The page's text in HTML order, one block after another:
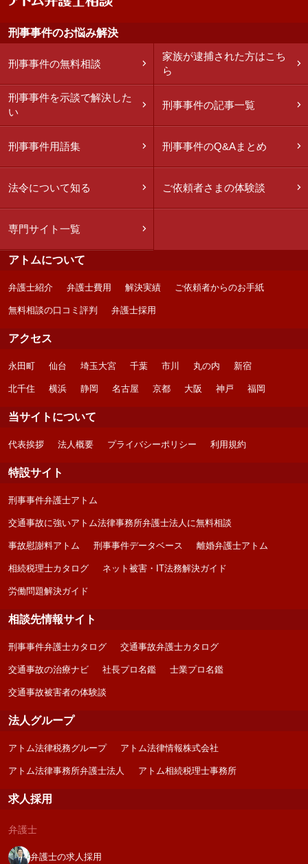
刑事事件のお悩み解決
刑事事件の無料相談
家族が逮捕された方はこち
ら
刑事事件を示談で解決した
い
刑事事件の記事一覧
刑事事件用語集 刑事事件のQ&Aまとめ
法令について知る ご依頼者さまの体験談
専門サイト一覧
アトムについて
弁護士紹介 弁護士費用 解決実績 ご依頼者からのお手紙
無料相談の口コミ評判 弁護士採用
アクセス
永田町 仙台 埼玉大宮 千葉 市川 丸の内 新宿
北千住 横浜 静岡 名古屋 京都 大阪 神戸 福岡
当サイトについて
代表挨拶 法人概要 プライバシーポリシー 利用規約
特設サイト
刑事事件弁護士アトム
交通事故に強いアトム法律事務所弁護士法人に無料相談
事故慰謝料アトム 刑事事件データベース 離婚弁護士アトム
相続税理士カタログ ネット被害・IT法務解決ガイド
労働問題解決ガイド
相談先情報サイト
刑事事件弁護士カタログ 交通事故弁護士カタログ
交通事故の治療ナビ 社長プロ名鑑 士業プロ名鑑
交通事故被害者の体験談
法人グループ
アトム法律税務グループ アトム法律情報株式会社
アトム法律事務所弁護士法人 アトム相続税理士事務所
求人採用
弁護士
弁護士の求人採用